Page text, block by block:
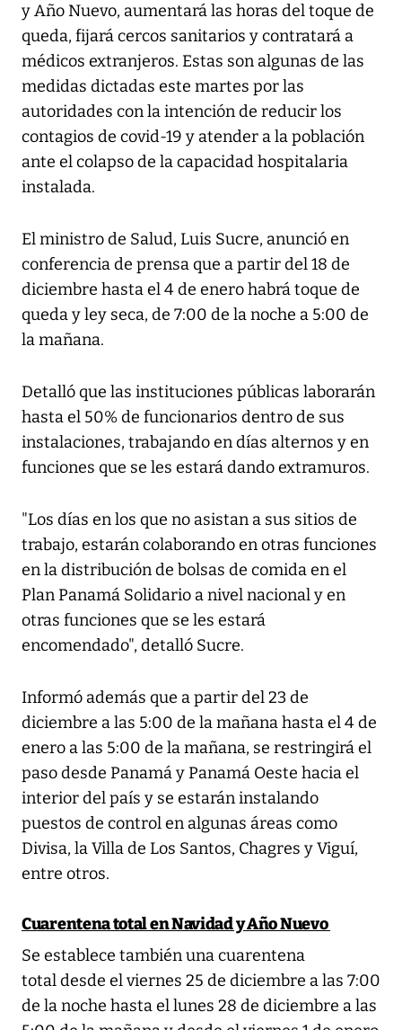
y Año Nuevo, aumentará las horas del toque de
queda, fijará cercos sanitarios y contratará a
médicos extranjeros. Estas son algunas de las
medidas dictadas este martes por las
autoridades con la intención de reducir los
contagios de covid-19 y atender a la población
ante el colapso de la capacidad hospitalaria
instalada.
El ministro de Salud, Luis Sucre, anunció en
conferencia de prensa que a partir del 18 de
diciembre hasta el 4 de enero habrá toque de
queda y ley seca, de 7:00 de la noche a 5:00 de
la mañana.
Detalló que las instituciones públicas laborarán
hasta el 50% de funcionarios dentro de sus
instalaciones, trabajando en días alternos y en
funciones que se les estará dando extramuros.
"Los días en los que no asistan a sus sitios de
trabajo, estarán colaborando en otras funciones
en la distribución de bolsas de comida en el
Plan Panamá Solidario a nivel nacional y en
otras funciones que se les estará
encomendado", detalló Sucre.
Informó además que a partir del 23 de
diciembre a las 5:00 de la mañana hasta el 4 de
enero a las 5:00 de la mañana, se restringirá el
paso desde Panamá y Panamá Oeste hacia el
interior del país y se estarán instalando
puestos de control en algunas áreas como
Divisa, la Villa de Los Santos, Chagres y Viguí,
entre otros.
Cuarentena total en Navidad y Año Nuevo
Se establece también una cuarentena
total desde el viernes 25 de diciembre a las 7:00
de la noche hasta el lunes 28 de diciembre a las